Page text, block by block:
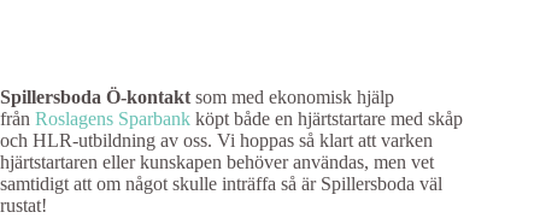
Spillersboda Ö-kontakt som med ekonomisk hjälp
från Roslagens Sparbank köpt både en hjärtstartare med skåp
och HLR-utbildning av oss. Vi hoppas så klart att varken
hjärtstartaren eller kunskapen behöver användas, men vet
samtidigt att om något skulle inträffa så är Spillersboda väl
rustat!